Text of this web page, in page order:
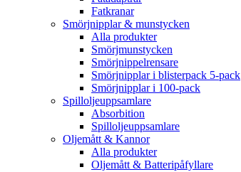
Fatkranar
Smörjnipplar & munstycken
Alla produkter
Smörjmunstycken
Smörjnippelrensare
Smörjnipplar i blisterpack 5-pack
Smörjnipplar i 100-pack
Spilloljeuppsamlare
Absorbition
Spilloljeuppsamlare
Oljemått & Kannor
Alla produkter
Oljemått & Batteripåfyllare